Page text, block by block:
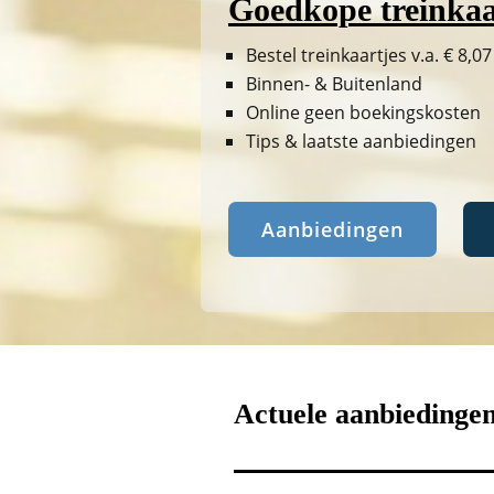
Goedkope
Bestel treinkaartjes v.a. € 8,07
Binnen- & Buitenland
Online geen boekingskosten
Tips & laatste aanbiedingen
Aanbiedingen
Actuele